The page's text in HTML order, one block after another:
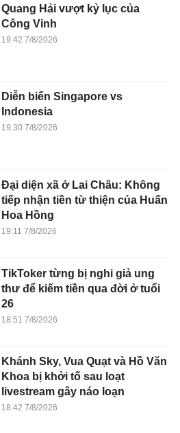
Quang Hải vượt kỷ lục của
Công Vinh
19:42 7/8/2026
Diễn biến Singapore vs
Indonesia
19:30 7/8/2026
Đại diện xã ở Lai Châu: Không
tiếp nhận tiền từ thiện của Huấn
Hoa Hồng
19:11 7/8/2026
TikToker từng bị nghi giả ung
thư để kiếm tiền qua đời ở tuổi
26
18:51 7/8/2026
Khánh Sky, Vua Quạt và Hồ Văn
Khoa bị khởi tố sau loạt
livestream gây náo loạn
18:42 7/8/2026